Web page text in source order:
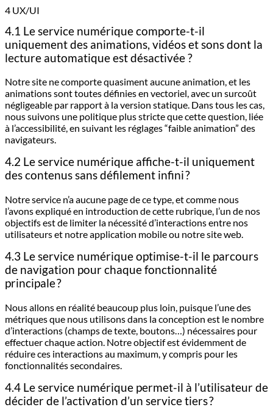
4 UX/UI
4.1 Le service numérique comporte-t-il
uniquement des animations, vidéos et sons dont la
lecture automatique est désactivée ?
Notre site ne comporte quasiment aucune animation, et les
animations sont toutes définies en vectoriel, avec un surcoût
négligeable par rapport à la version statique. Dans tous les cas,
nous suivons une politique plus stricte que cette question, liée
à l’accessibilité, en suivant les réglages “faible animation” des
navigateurs.
4.2 Le service numérique affiche-t-il uniquement
des contenus sans défilement infini ?
Notre service n’a aucune page de ce type, et comme nous
l’avons expliqué en introduction de cette rubrique, l’un de nos
objectifs est de limiter la nécessité d’interactions entre nos
utilisateurs et notre application mobile ou notre site web.
4.3 Le service numérique optimise-t-il le parcours
de navigation pour chaque fonctionnalité
principale ?
Nous allons en réalité beaucoup plus loin, puisque l’une des
métriques que nous utilisons dans la conception est le nombre
d’interactions (champs de texte, boutons…) nécessaires pour
effectuer chaque action. Notre objectif est évidemment de
réduire ces interactions au maximum, y compris pour les
fonctionnalités secondaires.
4.4 Le service numérique permet-il à l’utilisateur de
décider de l’activation d’un service tiers ?